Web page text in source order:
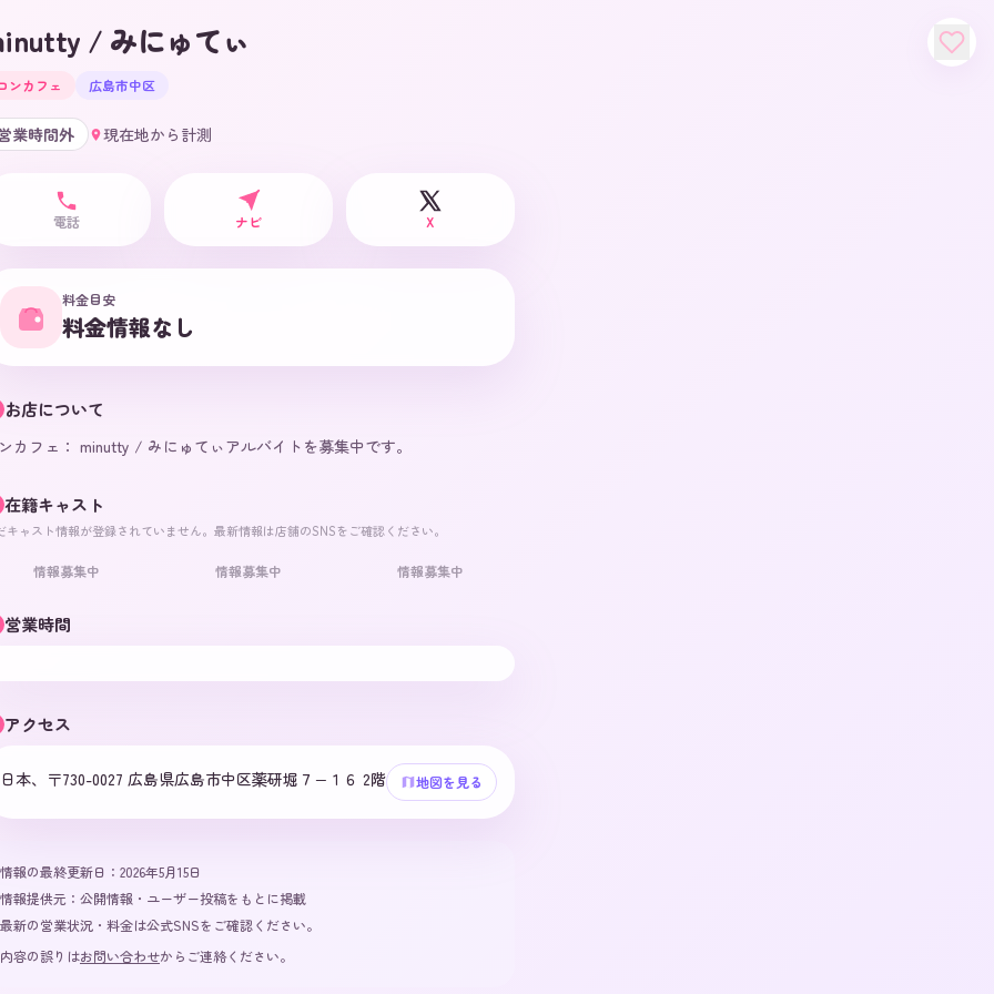
/ みにゅてぃ
ンカフェ 広島市中区
業時間外 現在地から計測
電話 ナビ X
料金目安
料金情報なし
お店について
カフェ： minutty / みにゅてぃアルバイトを募集中です。
在籍キャスト
キャスト情報が登録されていません。最新情報は店舗のSNSをご確認ください。
情報募集中 情報募集中 情報募集中
営業時間
アクセス
日本、〒730-0027 広島県広島市中区薬研堀７−１６ 2階 地図を見る
情報の最終更新日： 2026年5月15日
情報提供元： 公開情報・ユーザー投稿をもとに掲載
最新の営業状況・料金は公式SNSをご確認ください。
内容の誤りはお問い合わせからご連絡ください。